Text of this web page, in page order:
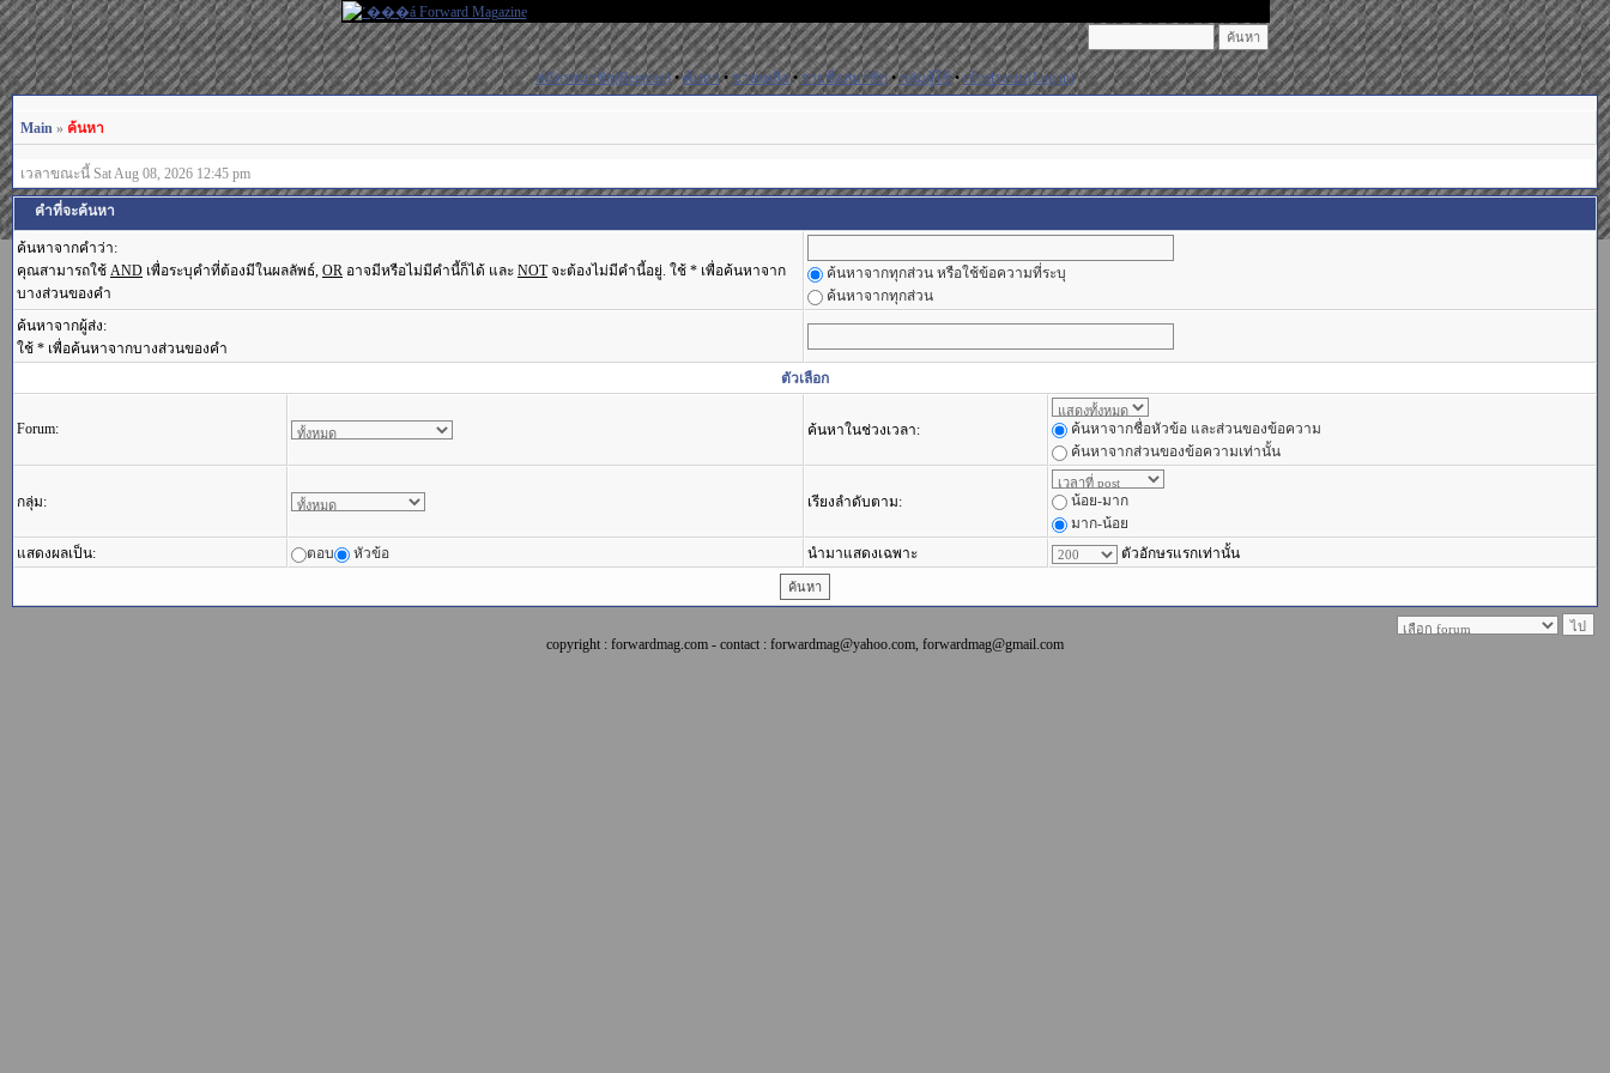
สมัครสมาชิก(Register)•ค้นหา•ช่วยเหลือ•รายชื่อสมาชิก•กลุ่มผู้ใช้•เข้าสู่ระบบ(Log in)
Main » ค้นหา
เวลาขณะนี้ Sat Aug 08, 2026 12:45 pm
คำที่จะค้นหา
ค้นหาจากคำว่า:
คุณสามารถใช้ AND เพื่อระบุคำที่ต้องมีในผลลัพธ์, OR อาจมีหรือไม่มีคำนี้ก็ได้ และ NOTจะต้องไม่มีคำนี้อยู่. ใช้ * เพื่อค้นหาจาก
บางส่วนของคำ
ค้นหาจากทุกส่วน หรือใช้ข้อความที่ระบุ
ค้นหาจากทุกส่วน
ค้นหาจากผู้ส่ง:
ใช้ * เพื่อค้นหาจากบางส่วนของคำ
ตัวเลือก
Forum: ค้นหาในช่วงเวลา:
ค้นหาจากชื่อหัวข้อ และส่วนของข้อความ
ค้นหาจากส่วนของข้อความเท่านั้น
กลุ่ม: เรียงลำดับตาม:
น้อย-มาก
มาก-น้อย
แสดงผลเป็น:
ตอบ หัวข้อ นำมาแสดงเฉพาะ ตัวอักษรแรกเท่านั้น
copyright : forwardmag.com - contact : forwardmag@yahoo.com, forwardmag@gmail.com